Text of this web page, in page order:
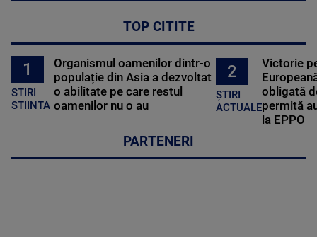
TOP CITITE
1
STIRI
STIINTA
Organismul oamenilor dintr-o
populație din Asia a dezvoltat
o abilitate pe care restul
oamenilor nu o au
2
ȘTIRI
ACTUALE
Victorie
obligată
permită
la EPPO
PARTENERI